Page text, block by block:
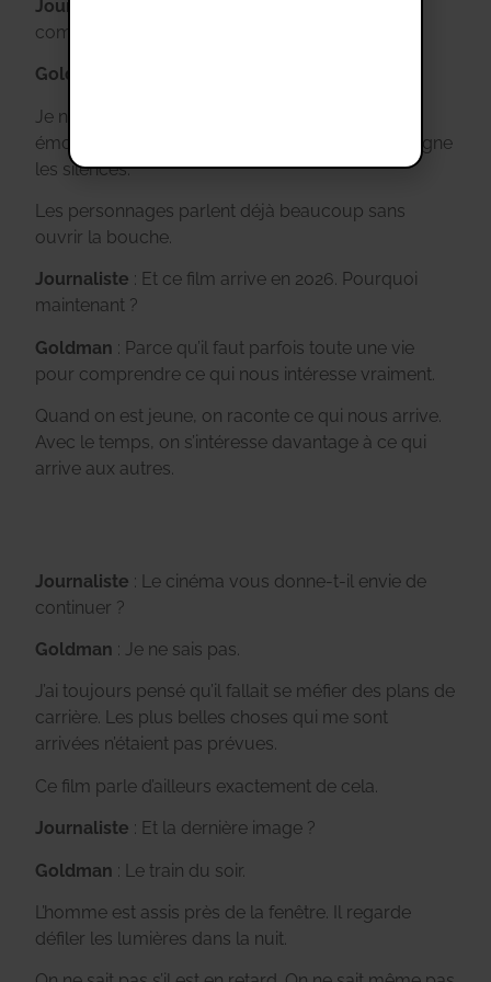
Journaliste
composer ?
Goldman
Je ne voulais pas une musique qui explique les
émotions. Je voulais une musique qui accompagne
les silences.
Les personnages parlent déjà beaucoup sans
ouvrir la bouche.
Journaliste : Et ce film arrive en 2026. Pourquoi
maintenant ?
Goldman : Parce qu’il faut parfois toute une vie
pour comprendre ce qui nous intéresse vraiment.
Quand on est jeune, on raconte ce qui nous arrive.
Avec le temps, on s’intéresse davantage à ce qui
arrive aux autres.
Journaliste : Le cinéma vous donne-t-il envie de
continuer ?
Goldman : Je ne sais pas.
J’ai toujours pensé qu’il fallait se méfier des plans de
carrière. Les plus belles choses qui me sont
arrivées n’étaient pas prévues.
Ce film parle d’ailleurs exactement de cela.
Journaliste : Et la dernière image ?
Goldman : Le train du soir.
L’homme est assis près de la fenêtre. Il regarde
défiler les lumières dans la nuit.